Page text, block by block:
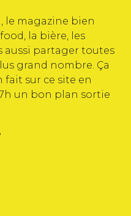
le magazine bien
la bière, les
aussi partager toutes
grand nombre. Ça
fait sur ce site en
un bon plan sortie